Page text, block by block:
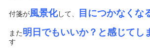
付箋が風景化して、 目につかなくな
また明日でもいいか？と感じてし
す